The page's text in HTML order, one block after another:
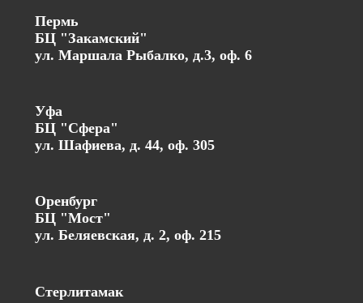
Пермь
БЦ "Закамский"
ул. Маршала Рыбалко, д.3, оф. 6
Уфа
БЦ "Сфера"
ул. Шафиева, д. 44, оф. 305
Оренбург
БЦ "Мост"
ул. Беляевская, д. 2, оф. 215
Стерлитамак